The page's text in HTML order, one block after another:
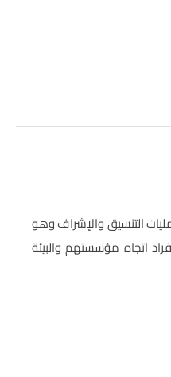
التنسيق والإشراف وهو
اتجاه مؤسستهم والبيئة